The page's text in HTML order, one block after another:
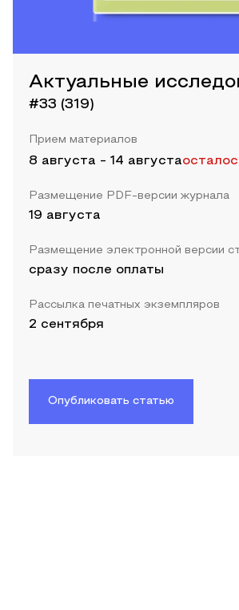
Актуальные
#33 (319)
Прием материалов
8 августа - 14 августа
Размещение PDF-версии журнала
19 августа
Размещение электронной версии
сразу после оплаты
Рассылка печатных экземпляров
2 сентября
Опубликовать статью